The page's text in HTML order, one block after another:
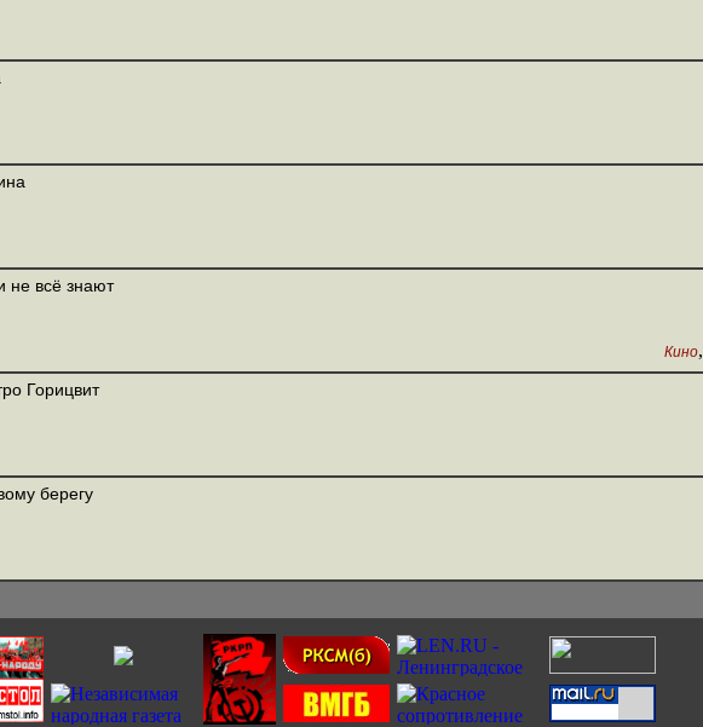
не всё знают
Кино,
Горицвит
берегу